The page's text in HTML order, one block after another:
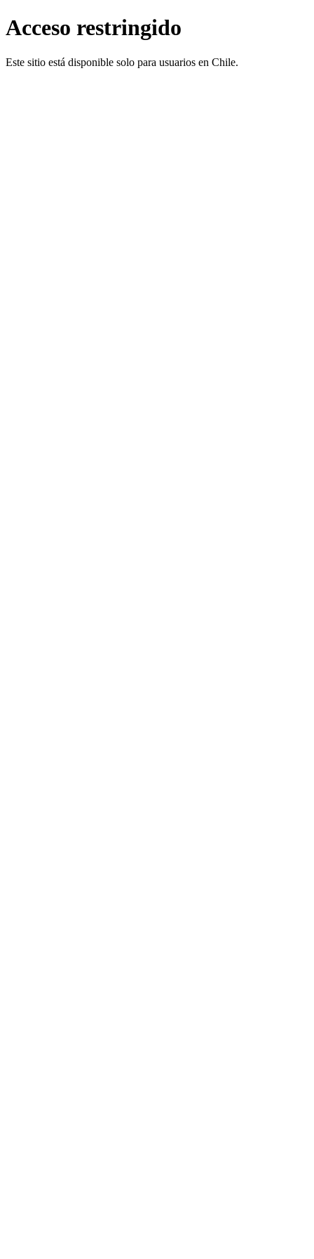
Acceso restringido
Este sitio está disponible solo para usuarios en Chile.